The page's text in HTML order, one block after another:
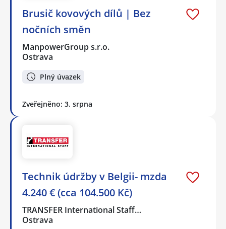
Brusič kovových dílů | Bez
nočních směn
ManpowerGroup s.r.o.
Ostrava
Plný úvazek
Zveřejněno: 3. srpna
Technik údržby v Belgii- mzda
4.240 € (cca 104.500 Kč)
TRANSFER International Staff…
Ostrava